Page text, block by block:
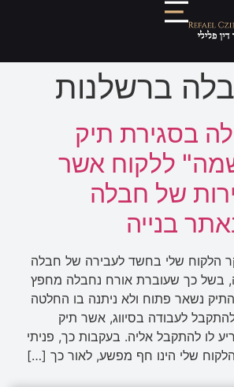
ברשלנות
בסגירת תיק
ללקוח אשר
של חבלה
בנייה
הלקוח שלי בחשד לעבירה של חבלה
בשל כך שעוברת אורח נחבלה מחפץ
נשאר פתוח ולא ניתנה בו החלטה
לעבודה בסיווג, אשר תיק
לו להתקבל אליה. בעקבות כך, פניתי
שלי הינו חף מפשע, לאור כך […]